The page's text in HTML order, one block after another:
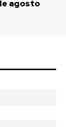
agosto